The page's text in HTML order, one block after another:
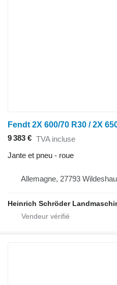
Fendt 2X 600/70 R30 / 2X
9 383 € TVA incluse
Jante et pneu - roue
Allemagne, 27793
Heinrich Schröder